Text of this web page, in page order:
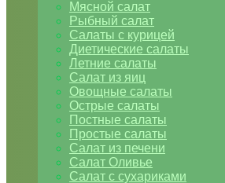
Мясной салат
Рыбный салат
Салаты с курицей
Диетические салаты
Летние салаты
Салат из яиц
Овощные салаты
Острые салаты
Постные салаты
Простые салаты
Салат из печени
Салат Оливье
Салат с сухариками